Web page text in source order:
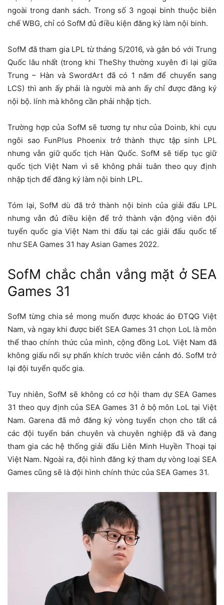
ngoài trong danh sách. Trong số 3 ngoại binh thuộc biên
chế WBG, chỉ có SofM đủ điều kiện đăng ký làm nội binh.
SofM đã tham gia LPL từ tháng 5/2016, và gắn bó với Trung
Quốc lâu nhất (trong khi TheShy thường xuyên đi lại giữa
Trung – Hàn và SwordArt đã có 1 năm để chuyển sang
LCS) thì anh ấy phải là người mà anh ấy chỉ được đăng ký
nội bộ. lính mà không cần phải nhập tịch.
Trường hợp của SofM sẽ tương tự như của Doinb, khi cựu
ngôi sao FunPlus Phoenix trở thành thực tập sinh LPL
nhưng vẫn giữ quốc tịch Hàn Quốc. SofM sẽ tiếp tục giữ
quốc tịch Việt Nam vì sẽ không phải tuân theo quy định
nhập tịch để đăng ký làm nội binh LPL.
Tóm lại, SofM dù đã trở thành nội binh của giải đấu LPL
nhưng vẫn đủ điều kiện để trở thành vận động viên đội
tuyển quốc gia Việt Nam thi đấu tại các giải đấu quốc tế
như SEA Games 31 hay Asian Games 2022.
SofM chắc chắn vắng mặt ở SEA
Games 31
SofM từng chia sẻ mong muốn được khoác áo ĐTQG Việt
Nam, và ngay khi được biết SEA Games 31 chọn LoL là môn
thể thao chính thức của mình, cộng đồng LoL Việt Nam đã
không giấu nổi sự phấn khích trước viễn cảnh đó. SofM trở
lại đội tuyển quốc gia.
Tuy nhiên, SofM sẽ không có cơ hội tham dự SEA Games
31 theo quy định của SEA Games 31 ở bộ môn LoL tại Việt
Nam. Garena đã mở đăng ký vòng tuyển chọn cho tất cả
các đội tuyển bán chuyên và chuyên nghiệp đã và đang
tham gia các hệ thống giải đấu Liên Minh Huyền Thoại tại
Việt Nam. Ngoài ra, đội hình đăng ký tham dự vòng loại SEA
Games cũng sẽ là đội hình chính thức của SEA Games 31.